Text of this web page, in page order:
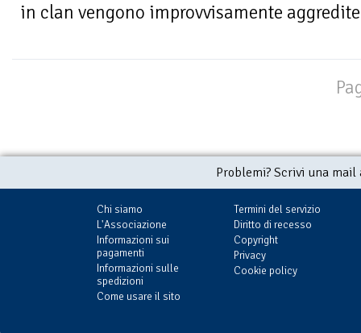
in clan vengono improvvisamente
Problemi? Scrivi una
Chi siamo
L'Associazione
Informazioni sui
pagamenti
Informazioni sulle
spedizioni
Come usare il sito
Termini del servizio
Diritto di recesso
Copyright
Privacy
Cookie policy